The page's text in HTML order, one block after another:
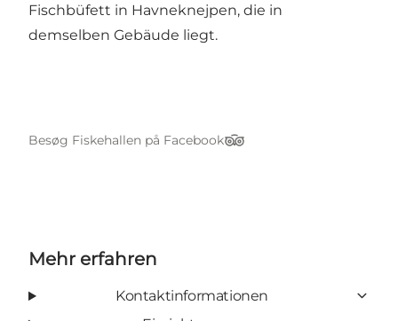
Fischbüfett in Havneknejpen, die in
demselben Gebäude liegt.
Besøg Fiskehallen på Facebook
TripAdvisor
Mehr erfahren
Kontaktinformationen